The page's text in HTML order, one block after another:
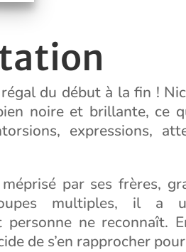
du début à la fin !
noire et brillante, ce
expressions,
par ses frères,
multiples, il a
personne ne reconnaît.
de s’en rapprocher